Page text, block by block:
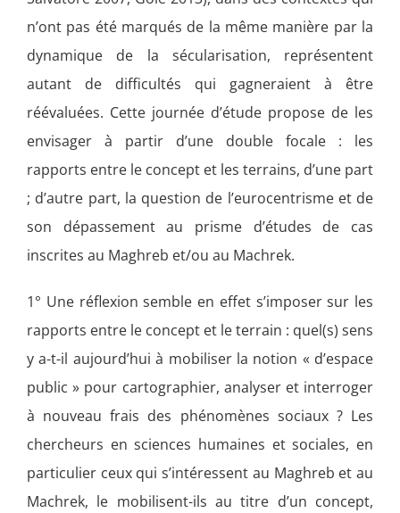
n’ont pas été marqués de la même manière par la
dynamique de la sécularisation, représentent
autant de difficultés qui gagneraient à être
réévaluées. Cette journée d’étude propose de les
envisager à partir d’une double focale : les
rapports entre le concept et les terrains, d’une part
; d’autre part, la question de l’eurocentrisme et de
son dépassement au prisme d’études de cas
inscrites au Maghreb et/ou au Machrek.
1° Une réflexion semble en effet s’imposer sur les
rapports entre le concept et le terrain : quel(s) sens
y a-t-il aujourd’hui à mobiliser la notion « d’espace
public » pour cartographier, analyser et interroger
à nouveau frais des phénomènes sociaux ? Les
chercheurs en sciences humaines et sociales, en
particulier ceux qui s’intéressent au Maghreb et au
Machrek, le mobilisent-ils au titre d’un concept,